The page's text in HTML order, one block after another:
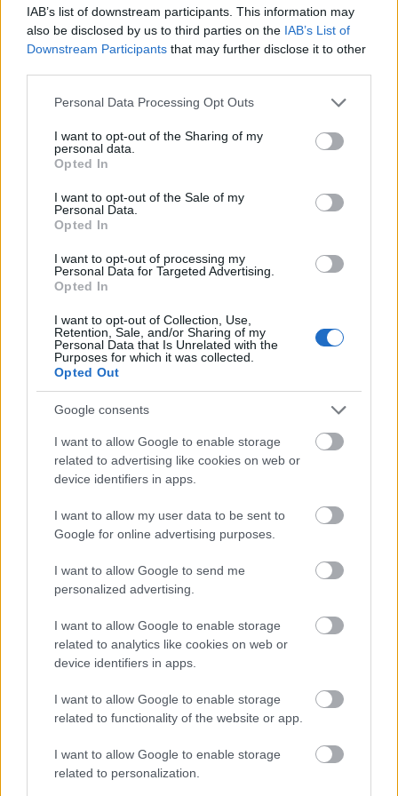
IAB’s list of downstream participants. This information may
also be disclosed by us to third parties on the IAB’s List of
Downstream Participants that may further disclose it to other
Please note that this website/app uses one or more Google
not limited to your visit or usage behaviour. You may click to
grant or deny consent to Google and its third-party tags to
use your data for below specified purposes in below Google
consent section.
Personal Data Processing Opt Outs
I want to opt-out of the Sharing of my
personal data.
Opted In
I want to opt-out of the Sale of my
Personal Data.
Opted In
I want to opt-out of processing my
Personal Data for Targeted Advertising.
Opted In
I want to opt-out of Collection, Use,
Retention, Sale, and/or Sharing of my
Personal Data that Is Unrelated with the
Purposes for which it was collected.
Opted Out
Google consents
I want to allow Google to enable storage
related to advertising like cookies on web or
device identifiers in apps.
I want to allow my user data to be sent to
Google for online advertising purposes.
I want to allow Google to send me
personalized advertising.
I want to allow Google to enable storage
related to analytics like cookies on web or
device identifiers in apps.
I want to allow Google to enable storage
related to functionality of the website or app.
I want to allow Google to enable storage
related to personalization.
Tilaa uutiskirjeemme
LUETUIMMAT
LISÄÄ ARTIKKELEITA
Sprintit hiihdettiin eilen Lake
Placidissa – suomalaisilla ei
asiaa finaaleihin
päätösviikonloppu jatkui eilen sprinttikisoilla.
Suomalaisilla ei ollut aisaa kärkeen, mutta
Federico Pellegrino (kuvassa) kruunasi
päätöskautensa voitolla. Naisten puolella Ruotsi